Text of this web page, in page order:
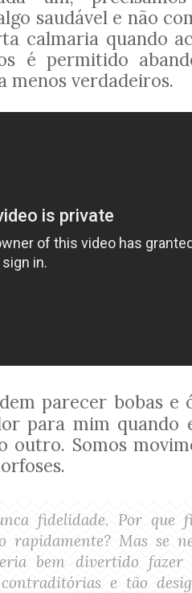
saudável e não
calmaria quando
é permitido
menos verdadeiros.
parecer bobas e
para mim quando
outro. Somos
fidelidade. Por que
rapidamente? Mas se
bem divertido fazer
e tão